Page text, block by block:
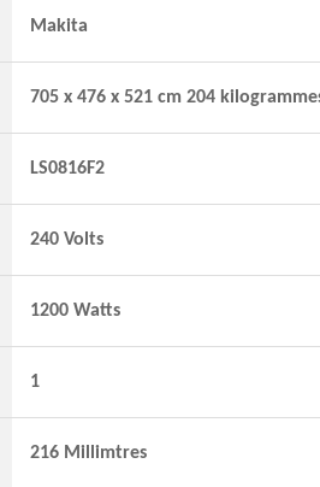
Makita
705 x 476 x 521 cm 204
LS0816F2
240 Volts
1200 Watts
1
216 Millimtres